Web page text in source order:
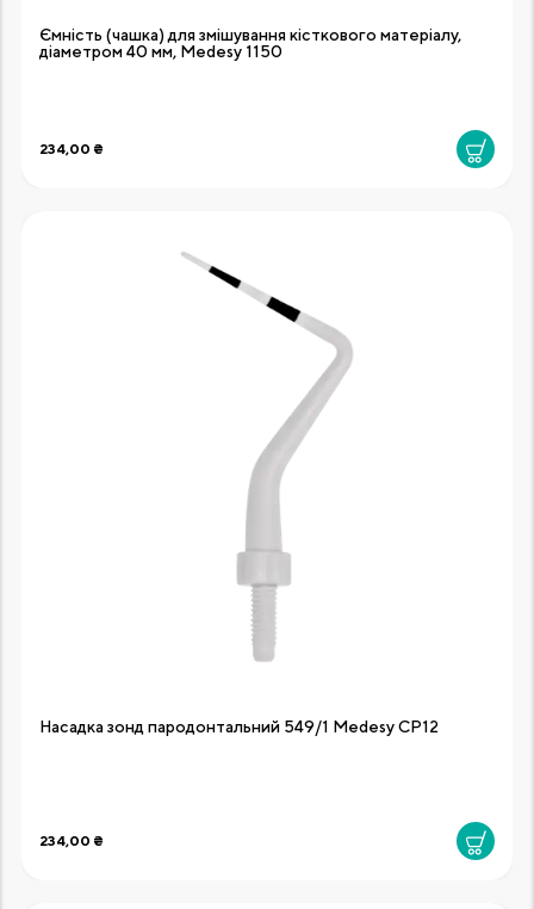
Ємність (чашка) для змішування кісткового матеріалу,
діаметром 40 мм, Medesy 1150
234,00 ₴
Насадка зонд пародонтальний 549/1 Medesy CP12
234,00 ₴